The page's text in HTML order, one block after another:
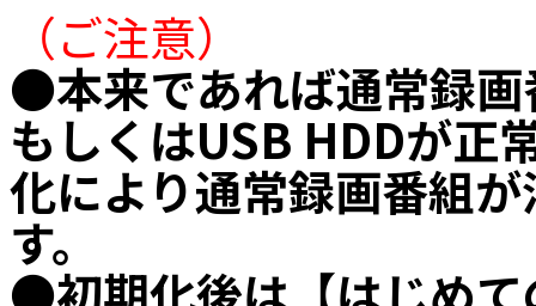
（ご注意）
●本来であれば通常録画
もしくはUSB HDDが正
化により通常録画番組
す。
●初期化後は【はじめて